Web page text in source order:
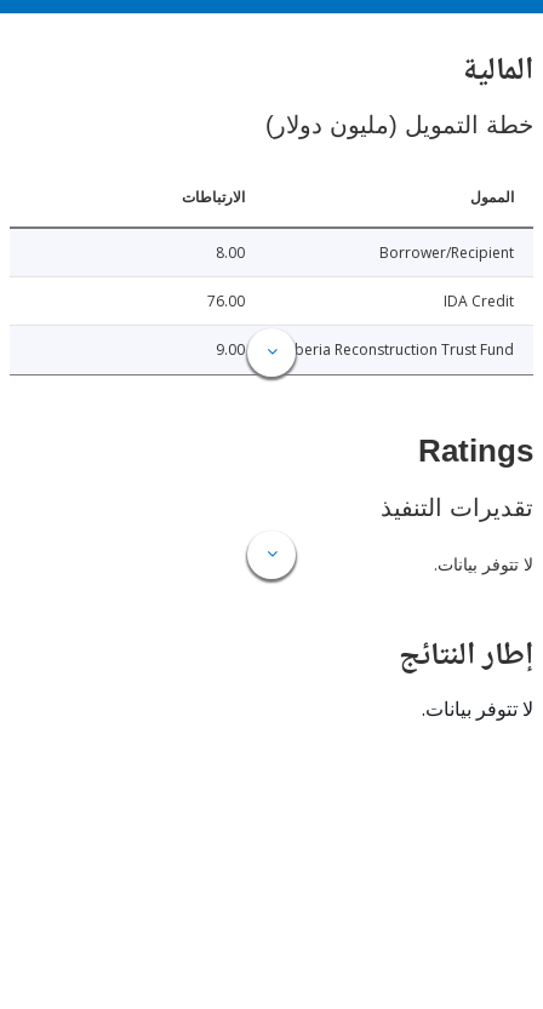
(مليون دولار)
الارتباطات
Borrower/
IDA
Liberia Reconstruction Trust
9.00
التنفيذ
بيانات.
بيانات.